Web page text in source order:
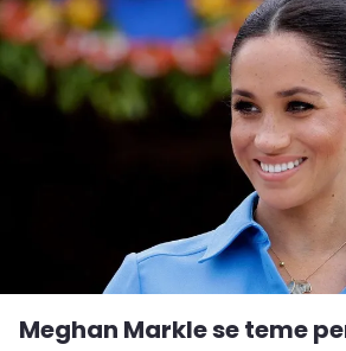
Meghan Markle se teme